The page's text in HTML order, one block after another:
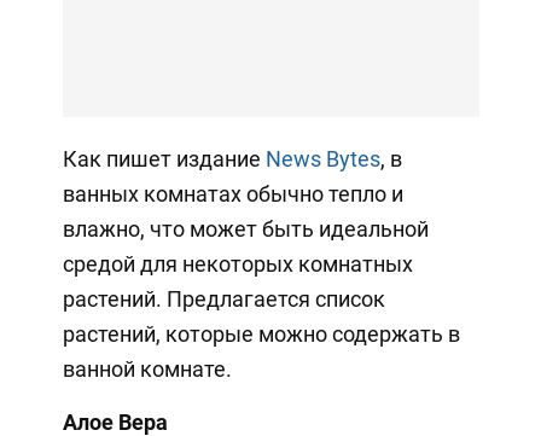
Как пишет издание News Bytes, в
ванных комнатах обычно тепло и
влажно, что может быть идеальной
средой для некоторых комнатных
растений. Предлагается список
растений, которые можно содержать в
ванной комнате.
Алое Вера